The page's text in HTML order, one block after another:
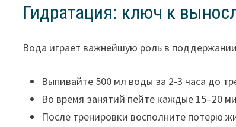
Гидратация: ключ к
Вода играет важнейшую роль в
Выпивайте 500 мл воды за 2-3 часа до
Во время занятий пейте каждые 15–20
После тренировки восполните потерю